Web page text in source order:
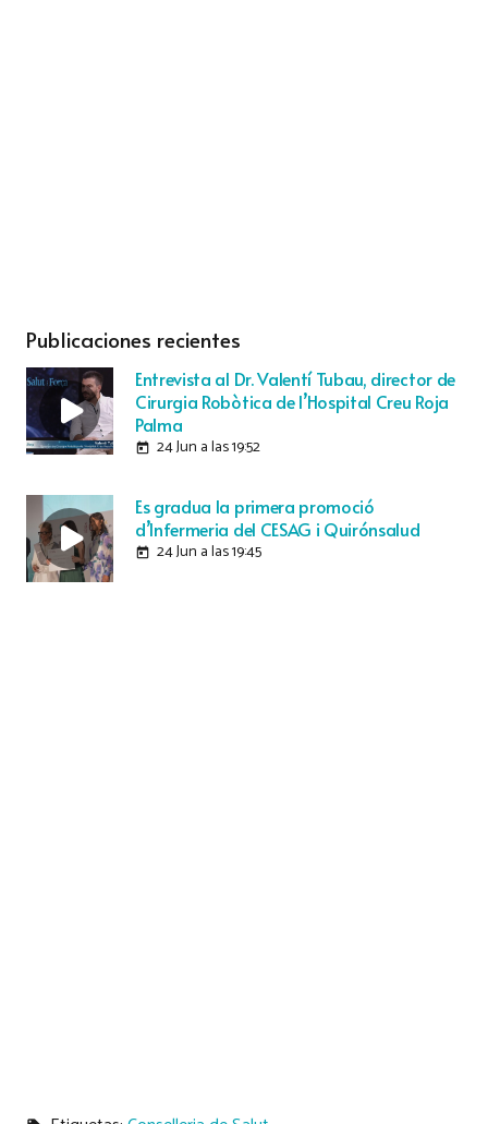
Publicaciones recientes
Entrevista al Dr. Valentí Tubau, director de
Cirurgia Robòtica de l’Hospital Creu Roja
Palma
today 24 Jun a las 19:52
Es gradua la primera promoció
d’Infermeria del CESAG i Quirónsalud
today 24 Jun a las 19:45